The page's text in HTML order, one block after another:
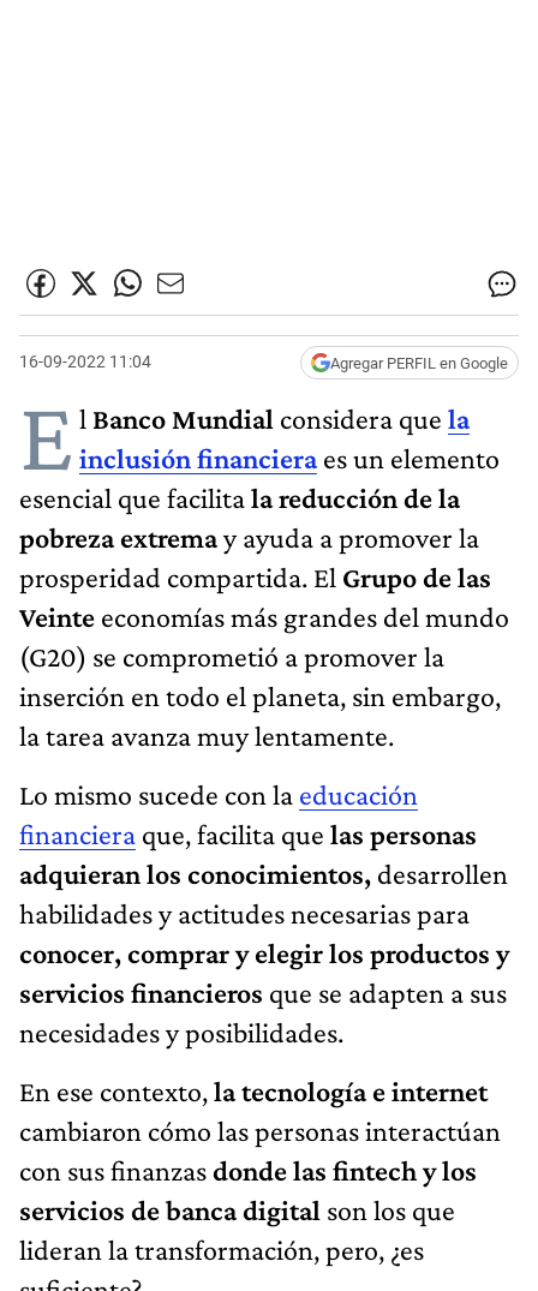
16-09-2022 11:04 Agregar PERFIL en Google
E l Banco Mundial considera que la
inclusión financieraes un elemento
esencial que facilitala reducción de la
pobreza extremay ayuda a promover la
prosperidad compartida. El Grupo de las
Veinte economías más grandes del mundo
(G20) se comprometió a promover la
inserción en todo el planeta, sin embargo,
la tarea avanza muy lentamente.
Lo mismo sucede con la educación
financiera que, facilita que las personas
adquieran los conocimientos, desarrollen
habilidades y actitudes necesarias para
conocer, comprar y elegir los productos y
servicios financieros que se adapten a sus
necesidades y posibilidades.
En ese contexto,la tecnología e internet
cambiaron cómo las personas interactúan
con sus finanzasdonde las fintech y los
servicios de banca digital son los que
lideran la transformación, pero, ¿es